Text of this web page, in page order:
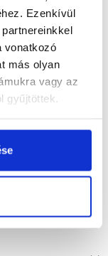
Ezenkívül
vonatkozó
más olyan
vagy az
gyűjtöttek.